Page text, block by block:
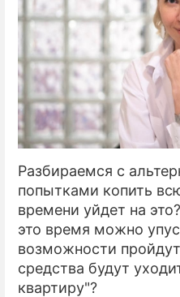
Разбираемся с
попытками копить
времени уйдет на
это время можно
возможности
средства будут
квартиру"?